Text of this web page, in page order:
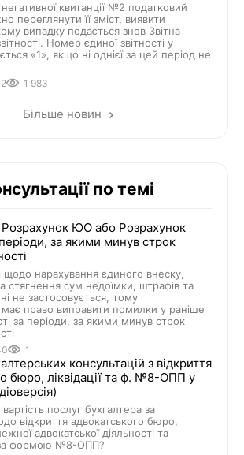
квитанції №2 податковий
переглянути її зміст, виявити
випадку подається знов Звітна
Номер єдиної звітності у
«1», якщо ні однієї за цей період не
1 983
Більше новин
по темі
ЮО або Розрахунок
за якими минув строк
щодо нарахування єдиного внеску,
стягнення сум недоїмки, штрафів та
не застосовується, тому
має право виправити помилки у раніше
за періоди, за якими минув строк
1
консультацій з відкриття
бюро, ліквідації та ф. №8-ОПП у
послуг бухгалтера за
відкриття адвокатського бюро,
адвокатської діяльності та
за формою №8-ОПП?